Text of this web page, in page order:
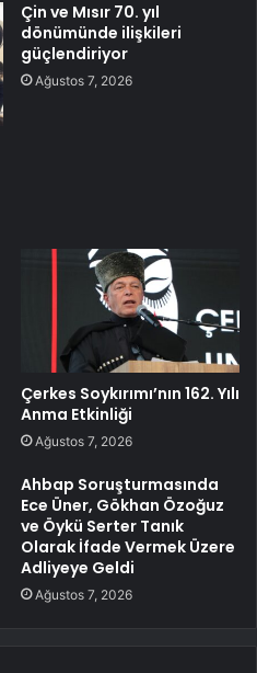
Çin ve Mısır 70. yıl
dönümünde ilişkileri
güçlendiriyor
Ağustos 7, 2026
Çerkes Soykırımı’nın 162. Yılı
Anma Etkinliği
Ağustos 7, 2026
Ahbap Soruşturmasında
Ece Üner, Gökhan Özoğuz
ve Öykü Serter Tanık
Olarak İfade Vermek Üzere
Adliyeye Geldi
Ağustos 7, 2026